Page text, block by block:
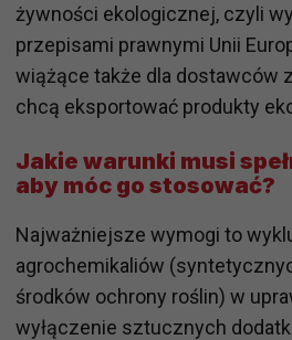
żywności ekologicznej, czyli
przepisami prawnymi Unii
wiążące także dla dostawców
chcą eksportować produkty
Jakie warunki musi
aby móc go stosować?
Najważniejsze wymogi to
agrochemikaliów
środków ochrony roślin) w
wyłączenie sztucznych